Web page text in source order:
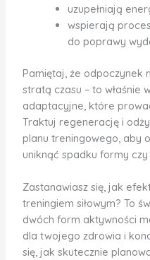
uzupełniają
wspierają
do poprawy
Pamiętaj, że odpoczynek
stratą czasu – to właśnie
adaptacyjne, które
Traktuj regenerację i
planu treningowego, aby
uniknąć spadku formy czy
Zastanawiasz się, jak
treningiem siłowym? To
dwóch form aktywności
dla twojego zdrowia i
się, jak skutecznie